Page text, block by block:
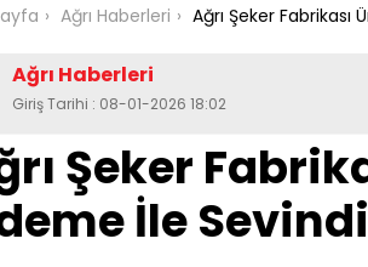
Ağrı Haberleri Ağrı Şeker
Ağrı Haberleri
Giriş Tarihi : 08-01-2026 18:02
Şeker
İle